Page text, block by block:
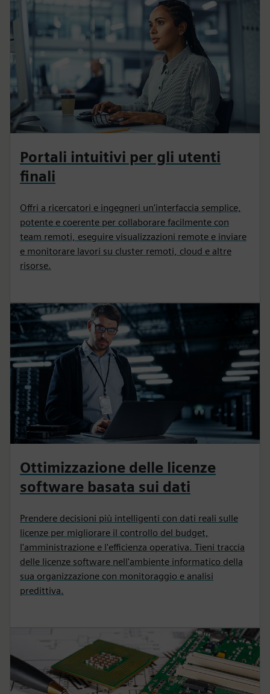
Portali intuitivi per gli utenti
finali
Offri a ricercatori e ingegneri un'interfaccia semplice,
potente e coerente per collaborare facilmente con
team remoti, eseguire visualizzazioni remote e inviare
e monitorare lavori su cluster remoti, cloud e altre
risorse.
Ottimizzazione delle licenze
software basata sui dati
Prendere decisioni più intelligenti con dati reali sulle
licenze per migliorare il controllo del budget,
l'amministrazione e l'efficienza operativa. Tieni traccia
delle licenze software nell'ambiente informatico della
sua organizzazione con monitoraggio e analisi
predittiva.